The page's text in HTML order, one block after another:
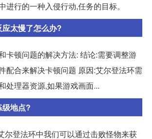
进行的一种入侵行动,任务的目标。
太慢了怎么办?
卡顿问题的解决方法: 结论:需要调整游
配合来解决卡顿问题 原因:艾尔登法环需
处理器资源,如果游戏画面...
级地点?
尔登法环中我们可以通过击败怪物来获